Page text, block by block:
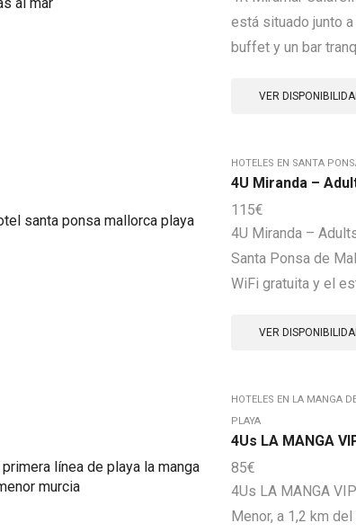
está situado junto a
buffet y un bar
VER
HOTELES EN SANTA
4U Miranda –
115€
4U Miranda –
Santa Ponsa de
WiFi gratuita y el
VER
HOTELES EN LA MANGA
PLAYA
4Us LA MANGA
85€
4Us LA MANGA
Menor, a 1,2 km